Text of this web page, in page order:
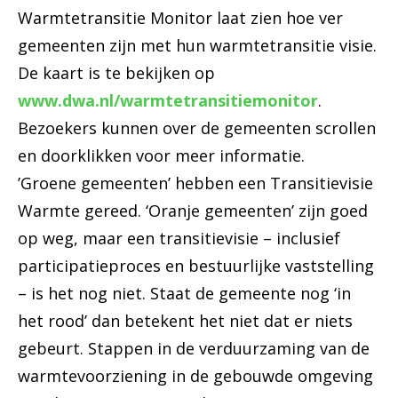
Warmtetransitie Monitor laat zien hoe ver
gemeenten zijn met hun warmtetransitie visie.
De kaart is te bekijken op
www.dwa.nl/warmtetransitiemonitor.
Bezoekers kunnen over de gemeenten scrollen
en doorklikken voor meer informatie.
’Groene gemeenten’ hebben een Transitievisie
Warmte gereed. ‘Oranje gemeenten’ zijn goed
op weg, maar een transitievisie – inclusief
participatieproces en bestuurlijke vaststelling
– is het nog niet. Staat de gemeente nog ‘in
het rood’ dan betekent het niet dat er niets
gebeurt. Stappen in de verduurzaming van de
warmtevoorziening in de gebouwde omgeving